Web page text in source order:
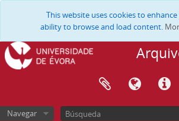
This website uses cookies to
ability to browse and load content.
Navegar